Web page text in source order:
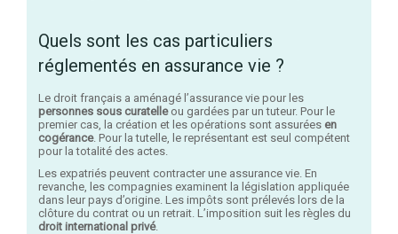
Quels sont les cas particuliers
réglementés en assurance vie ?
Le droit français a aménagé l’assurance vie pour les
personnes sous curatelleou gardées par un tuteur. Pour le
premier cas, la création et les opérations sont assurées en
cogérance. Pour la tutelle, le représentant est seul compétent
pour la totalité des actes.
Les expatriés peuvent contracter une assurance vie. En
revanche, les compagnies examinent la législation appliquée
dans leur pays d’origine. Les impôts sont prélevés lors de la
clôture du contrat ou un retrait. L’imposition suit les règles du
droit international privé.